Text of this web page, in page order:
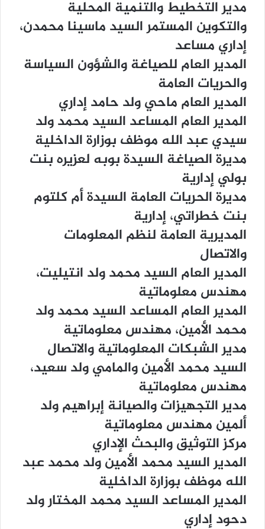
ﻣﺪﻳﺮ ﺍﻟﺘﺨﻄﻴﻂ ﻭﺍﻟﺘﻨﻤﻴﺔ ﺍﻟﻤﺤﻠﻴﺔ
ﻭﺍﻟﺘﻜﻮﻳﻦ ﺍﻟﻤﺴﺘﻤﺮ ﺍﻟﺴﻴﺪ ﻣﺎﺳﻴﻨﺎ ﻣﺤﻤﺪﻥ،
ﺇﺩﺍﺭﻱ ﻣﺴﺎﻋﺪ
ﺍﻟﻤﺪﻳﺮ ﺍﻟﻌﺎﻡ ﻟﻠﺼﻴﺎﻏﺔ ﻭﺍﻟﺸﺆﻭﻥ ﺍﻟﺴﻴﺎﺳﺔ
ﻭﺍﻟﺤﺮﻳﺎﺕ ﺍﻟﻌﺎﻣﺔ
ﺍﻟﻤﺪﻳﺮ ﺍﻟﻌﺎﻡ ﻣﺎﺣﻲ ﻭﻟﺪ ﺣﺎﻣﺪ ﺇﺩﺍﺭﻱ
ﺍﻟﻤﺪﻳﺮ ﺍﻟﻌﺎﻡ ﺍﻟﻤﺴﺎﻋﺪ ﺍﻟﺴﻴﺪ ﻣﺤﻤﺪ ﻭﻟﺪ
ﺳﻴﺪﻱ ﻋﺒﺪ ﺍﻟﻠﻪ ﻣﻮﻇﻒ ﺑﻮﺯﺍﺭﺓ ﺍﻟﺪﺍﺧﻠﻴﺔ
ﻣﺪﻳﺮﺓ ﺍﻟﺼﻴﺎﻏﺔ ﺍﻟﺴﻴﺪﺓ ﺑﻮﺑﻪ ﻟﻌﺰﻳﺮﻩ ﺑﻨﺖ
ﺑﻮﻟﻲ ﺇﺩﺍﺭﻳﺔ
ﻣﺪﻳﺮﺓ ﺍﻟﺤﺮﻳﺎﺕ ﺍﻟﻌﺎﻣﺔ ﺍﻟﺴﻴﺪﺓ ﺃﻡ ﻛﻠﺘﻮﻡ
ﺑﻨﺖ ﺧﻄﺮﺍﺗﻲ، ﺇﺩﺍﺭﻳﺔ
ﺍﻟﻤﺪﻳﺮﻳﺔ ﺍﻟﻌﺎﻣﺔ ﻟﻨﻈﻢ ﺍﻟﻤﻌﻠﻮﻣﺎﺕ
ﻭﺍﻻﺗﺼﺎﻝ
ﺍﻟﻤﺪﻳﺮ ﺍﻟﻌﺎﻡ ﺍﻟﺴﻴﺪ ﻣﺤﻤﺪ ﻭﻟﺪ ﺍﻧﺘﻴﻠﻴﺖ،
ﻣﻬﻨﺪﺱ ﻣﻌﻠﻮﻣﺎﺗﻴﺔ
ﺍﻟﻤﺪﻳﺮ ﺍﻟﻌﺎﻡ ﺍﻟﻤﺴﺎﻋﺪ ﺍﻟﺴﻴﺪ ﻣﺤﻤﺪ ﻭﻟﺪ
ﻣﺤﻤﺪ ﺍﻷﻣﻴﻦ، ﻣﻬﻨﺪﺱ ﻣﻌﻠﻮﻣﺎﺗﻴﺔ
ﻣﺪﻳﺮ ﺍﻟﺸﺒﻜﺎﺕ ﺍﻟﻤﻌﻠﻮﻣﺎﺗﻴﺔ ﻭﺍﻻﺗﺼﺎﻝ
ﺍﻟﺴﻴﺪ ﻣﺤﻤﺪ ﺍﻷﻣﻴﻦ ﻭﺍﻟﻤﺎﻣﻲ ﻭﻟﺪ ﺳﻌﻴﺪ،
ﻣﻬﻨﺪﺱ ﻣﻌﻠﻮﻣﺎﺗﻴﺔ
ﻣﺪﻳﺮ ﺍﻟﺘﺠﻬﻴﺰﺍﺕ ﻭﺍﻟﺼﻴﺎﻧﺔ ﺇﺑﺮﺍﻫﻴﻢ ﻭﻟﺪ
ﺃﻟﻤﻴﻦ ﻣﻬﻨﺪﺱ ﻣﻌﻠﻮﻣﺎﺗﻴﺔ
ﻣﺮﻛﺰ ﺍﻟﺘﻮﺛﻴﻖ ﻭﺍﻟﺒﺤﺚ ﺍﻹﺩﺍﺭﻱ
ﺍﻟﻤﺪﻳﺮ ﺍﻟﺴﻴﺪ ﻣﺤﻤﺪ ﺍﻷﻣﻴﻦ ﻭﻟﺪ ﻣﺤﻤﺪ ﻋﺒﺪ
ﺍﻟﻠﻪ ﻣﻮﻇﻒ ﺑﻮﺯﺍﺭﺓ ﺍﻟﺪﺍﺧﻠﻴﺔ
ﺍﻟﻤﺪﻳﺮ ﺍﻟﻤﺴﺎﻋﺪ ﺍﻟﺴﻴﺪ ﻣﺤﻤﺪ ﺍﻟﻤﺨﺘﺎﺭ ﻭﻟﺪ
ﺩﺣﻮﺩ ﺇﺩﺍﺭﻱ